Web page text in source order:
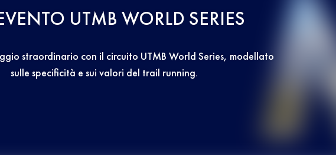
UTMB WORLD SERIES
straordinario con il circuito UTMB World Series, modellato
sulle specificità e sui valori del trail running.